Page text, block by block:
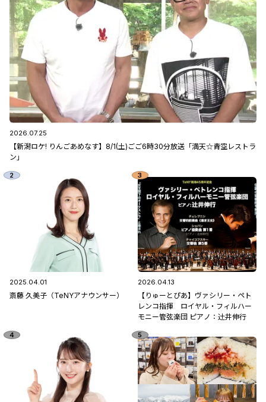
2026.07.25
【新潟ロケ! りんごあめなす】8/1(土)ごご6時30分放送「満天☆青空レストラ
ン」
2025.04.01
斎藤 久美子（TeNYアナウンサー）
2026.04.13
【りゅーとぴあ】ヴァシリー・ペト
レンコ指揮 ロイヤル・フィルハー
モニー管弦楽団 ピアノ：辻󠄀井伸行